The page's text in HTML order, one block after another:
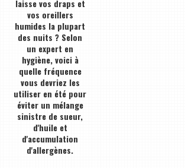
laisse vos draps et
vos oreillers
humides la plupart
des nuits ? Selon
un expert en
hygiène, voici à
quelle fréquence
vous devriez les
utiliser en été pour
éviter un mélange
sinistre de sueur,
d'huile et
d'accumulation
d'allergènes.